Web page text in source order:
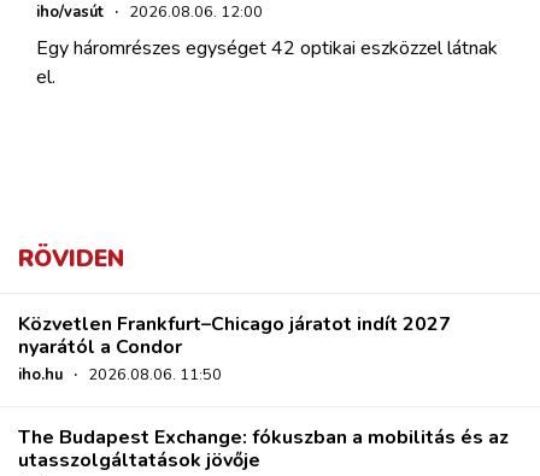
iho/vasút · 2026.08.06. 12:00
Egy háromrészes egységet 42 optikai eszközzel látnak
el.
RÖVIDEN
Közvetlen Frankfurt–Chicago járatot indít 2027
nyarától a Condor
iho.hu · 2026.08.06. 11:50
The Budapest Exchange: fókuszban a mobilitás és az
utasszolgáltatások jövője